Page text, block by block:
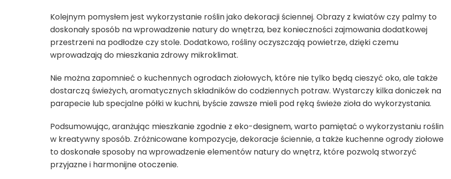
Kolejnym pomysłem jest wykorzystanie roślin jako dekoracji ściennej. Obrazy z kwiatów czy palmy to
doskonały sposób na wprowadzenie natury do wnętrza, bez konieczności zajmowania dodatkowej
przestrzeni na podłodze czy stole. Dodatkowo, rośliny oczyszczają powietrze, dzięki czemu
wprowadzają do mieszkania zdrowy mikroklimat.
Nie można zapomnieć o kuchennych ogrodach ziołowych, które nie tylko będą cieszyć oko, ale także
dostarczą świeżych, aromatycznych składników do codziennych potraw. Wystarczy kilka doniczek na
parapecie lub specjalne półki w kuchni, byście zawsze mieli pod ręką świeże zioła do wykorzystania.
Podsumowując, aranżując mieszkanie zgodnie z eko-designem, warto pamiętać o wykorzystaniu roślin
w kreatywny sposób. Zróżnicowane kompozycje, dekoracje ściennie, a także kuchenne ogrody ziołowe
to doskonałe sposoby na wprowadzenie elementów natury do wnętrz, które pozwolą stworzyć
przyjazne i harmonijne otoczenie.